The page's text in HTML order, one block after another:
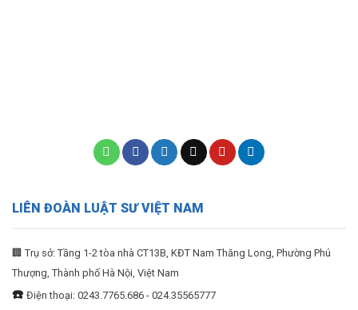
LIÊN ĐOÀN LUẬT SƯ VIỆT NAM
🏢 Trụ sở: Tầng 1-2 tòa nhà CT13B, KĐT Nam Thăng Long, Phường Phú
Thượng, Thành phố Hà Nội, Việt Nam
☎️ Điện thoại: 0243.7765.686 - 024.35565777